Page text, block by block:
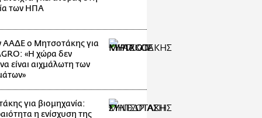
Απώλειες
Επιλογές
των ΗΠΑ
ΑΑΔΕ ο Μητσοτάκης για
«Η χώρα δεν
είναι αιχμάλωτη των
για βιομηχανία:
η ενίσχυση της